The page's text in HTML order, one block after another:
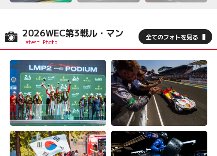
2026WEC第3戦ル・マン 全てのフォトを見る